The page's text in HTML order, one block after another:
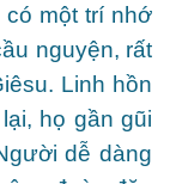
một trí nhớ
nguyện, rất
Linh hồn
họ gần gũi
dễ dàng